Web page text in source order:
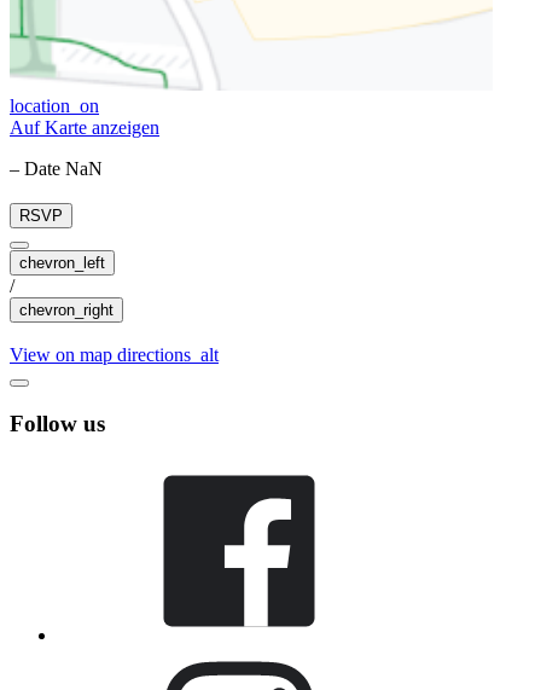
location_on
Auf Karte anzeigen
– Date NaN
RSVP
chevron_left
/
chevron_right
View on map directions_alt
Follow us